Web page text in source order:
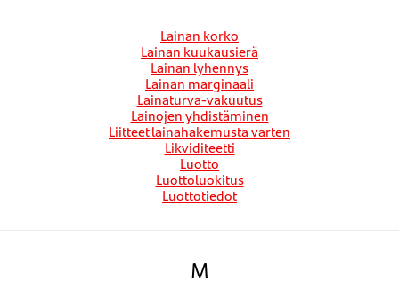
Lainan korko
Lainan kuukausierä
Lainan lyhennys
Lainan marginaali
Lainaturva-vakuutus
Lainojen yhdistäminen
Liitteet lainahakemusta varten
Likviditeetti
Luotto
Luottoluokitus
Luottotiedot
M